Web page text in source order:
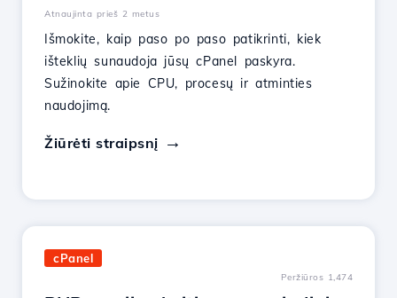
Atnaujinta prieš 2 metus
Išmokite, kaip paso po paso patikrinti, kiek
išteklių sunaudoja jūsų cPanel paskyra.
Sužinokite apie CPU, procesų ir atminties
naudojimą.
Žiūrėti straipsnį
cPanel
Peržiūros 1,474